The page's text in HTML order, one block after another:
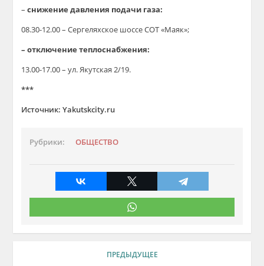
–снижение давления подачи газа:
08.30-12.00 – Сергеляхское шоссе СОТ «Маяк»;
– отключение теплоснабжения:
13.00-17.00 – ул. Якутская 2/19.
***
Источник: Yakutskcity.ru
Рубрики: ОБЩЕСТВО
ПРЕДЫДУЩЕЕ